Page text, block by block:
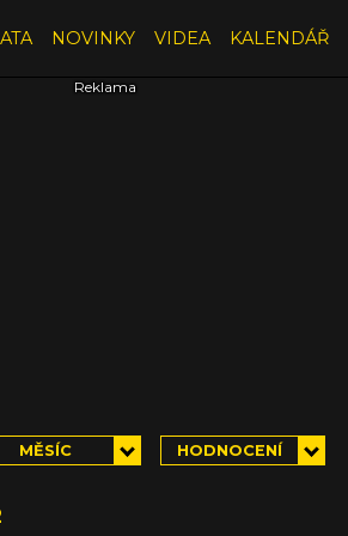
NOVINKY VIDEA KALENDÁŘ
MĚSÍC HODNOCENÍ